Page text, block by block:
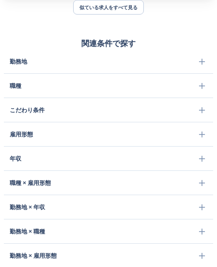
似ている求人をすべて見る
関連条件で探す
勤務地
職種
こだわり条件
雇用形態
年収
職種 × 雇用形態
勤務地 × 年収
勤務地 × 職種
勤務地 × 雇用形態